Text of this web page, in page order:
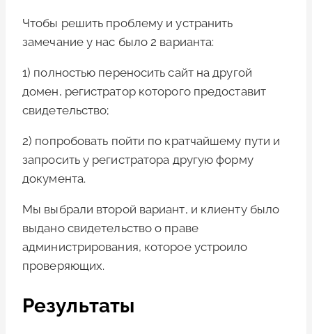
Чтобы решить проблему и устранить
замечание у нас было 2 варианта:
1) полностью переносить сайт на другой
домен, регистратор которого предоставит
свидетельство;
2) попробовать пойти по кратчайшему пути и
запросить у регистратора другую форму
документа.
Мы выбрали второй вариант, и клиенту было
выдано свидетельство о праве
администрирования, которое устроило
проверяющих.
Результаты